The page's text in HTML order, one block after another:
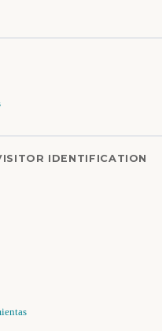
IDENTIFICATION